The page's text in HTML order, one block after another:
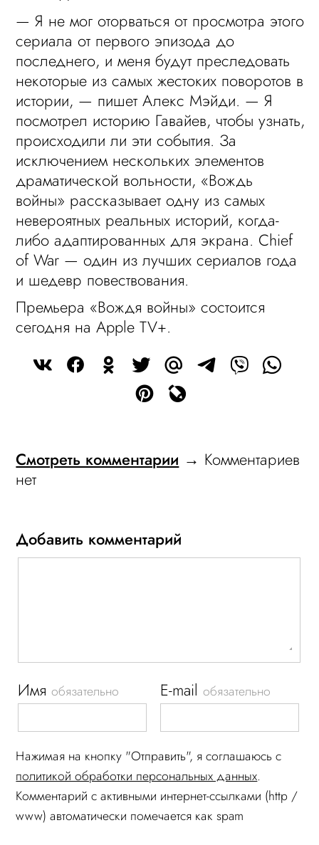
— Я не мог оторваться от просмотра этого
сериала от первого эпизода до
последнего, и меня будут преследовать
некоторые из самых жестоких поворотов в
истории, — пишет Алекс Мэйди. — Я
посмотрел историю Гавайев, чтобы узнать,
происходили ли эти события. За
исключением нескольких элементов
драматической вольности, «Вождь
войны» рассказывает одну из самых
невероятных реальных историй, когда-
либо адаптированных для экрана. Chief
of War — один из лучших сериалов года
и шедевр повествования.
Премьера «Вождя войны» состоится
сегодня на Apple TV+.
Смотреть комментарии → Комментариев
нет
Добавить комментарий
Имяобязательно E-mailобязательно
Нажимая на кнопку "Отправить", я соглашаюсь c
политикой обработки персональных данных.
Комментарий c активными интернет-ссылками (http /
www) автоматически помечается как spam